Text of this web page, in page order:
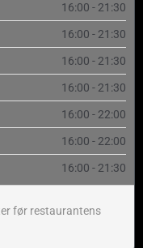
16:00 - 21:30
16:00 - 21:30
16:00 - 21:30
16:00 - 21:30
16:00 - 22:00
16:00 - 22:00
16:00 - 21:30
før restaurantens